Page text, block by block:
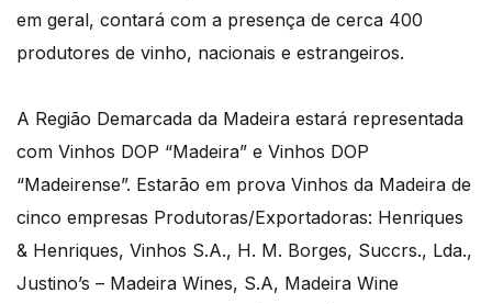
em geral, contará com a presença de cerca 400
produtores de vinho, nacionais e estrangeiros.
A Região Demarcada da Madeira estará representada
com Vinhos DOP “Madeira” e Vinhos DOP
“Madeirense”. Estarão em prova Vinhos da Madeira de
cinco empresas Produtoras/Exportadoras: Henriques
& Henriques, Vinhos S.A., H. M. Borges, Succrs., Lda.,
Justino’s – Madeira Wines, S.A, Madeira Wine